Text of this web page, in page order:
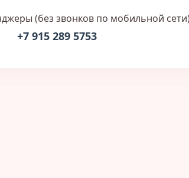
(без звонков по мобильной
+7 915 289 5753